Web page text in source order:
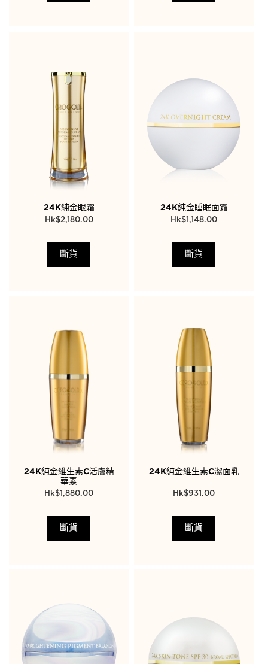
24K純金眼霜
$2,180.00
斷貨
24K純金睡眠面霜
$1,148.00
斷貨
24K純金維生素C活膚精
華素
$1,880.00
斷貨
24K純金維生素C潔面乳
$931.00
斷貨